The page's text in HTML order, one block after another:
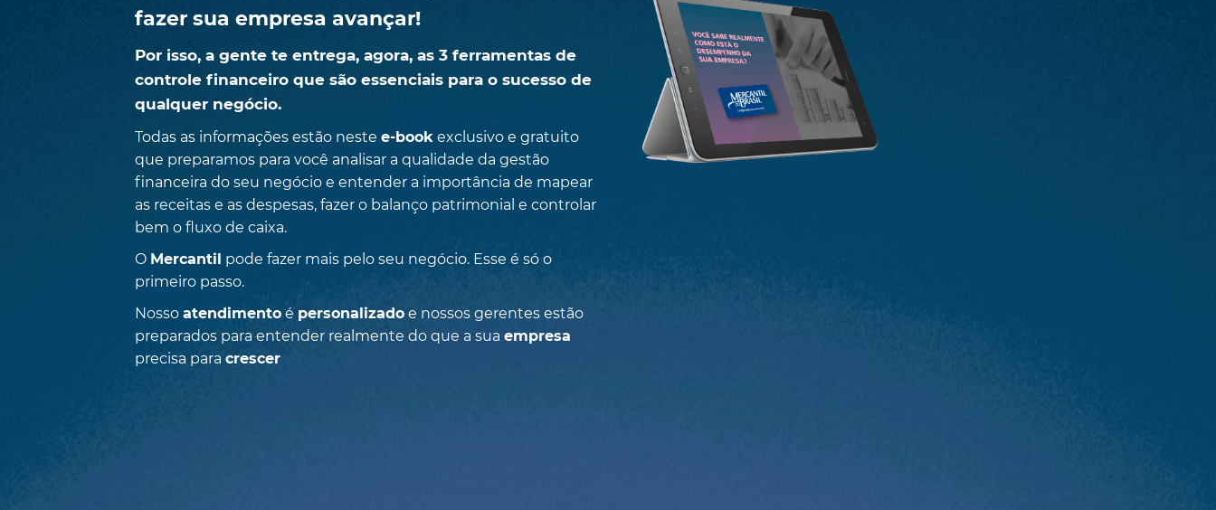
fazer sua empresa avançar!
Por isso, a gente te entrega, agora, as 3 ferramentas de
controle financeiro que são essenciais para o sucesso de
qualquer negócio.
Todas as informações estão nestee-book exclusivo e gratuito
que preparamos para você analisar a qualidade da gestão
financeira do seu negócio e entender a importância de mapear
as receitas e as despesas, fazer o balanço patrimonial e controlar
bem o fluxo de caixa.
O Mercantil pode fazer mais pelo seu negócio. Esse é só o
primeiro passo.
Nossoatendimento é personalizado e nossos gerentes estão
preparados para entender realmente do que a suaempresa
precisa paracrescer